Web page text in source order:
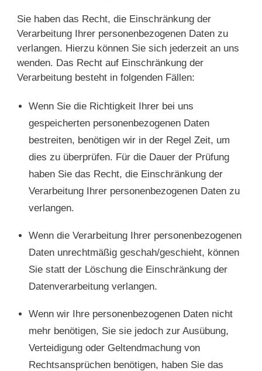
Sie haben das Recht, die Einschränkung der
Verarbeitung Ihrer personenbezogenen Daten zu
verlangen. Hierzu können Sie sich jederzeit an uns
wenden. Das Recht auf Einschränkung der
Verarbeitung besteht in folgenden Fällen:
Wenn Sie die Richtigkeit Ihrer bei uns
gespeicherten personenbezogenen Daten
bestreiten, benötigen wir in der Regel Zeit, um
dies zu überprüfen. Für die Dauer der Prüfung
haben Sie das Recht, die Einschränkung der
Verarbeitung Ihrer personenbezogenen Daten zu
verlangen.
Wenn die Verarbeitung Ihrer personenbezogenen
Daten unrechtmäßig geschah/geschieht, können
Sie statt der Löschung die Einschränkung der
Datenverarbeitung verlangen.
Wenn wir Ihre personenbezogenen Daten nicht
mehr benötigen, Sie sie jedoch zur Ausübung,
Verteidigung oder Geltendmachung von
Rechtsansprüchen benötigen, haben Sie das